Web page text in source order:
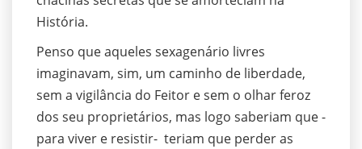
História.
Penso que aqueles sexagenário livres
imaginavam, sim, um caminho de liberdade,
sem a vigilância do Feitor e sem o olhar feroz
dos seu proprietários, mas logo saberiam que -
para viver e resistir- teriam que perder as